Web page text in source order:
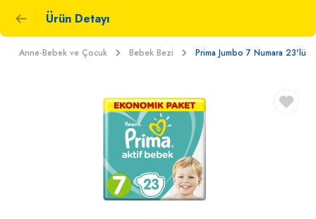
Ürün Detayı
Anne-Bebek ve Çocuk Bebek Bezi Prima Jumbo 7 Numara 23'lü